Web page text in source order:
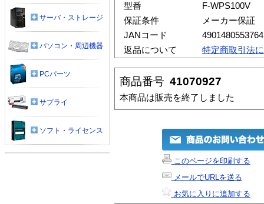
型番
F-WPS100V
保証条件
メーカー保証
JANコード
4901480553764
返品について
特定商取引法
商品番号 41070927
本商品は販売を終了しました
このページを印刷する
メールでURLを送る
お気に入りに追加する
サーバ・ストレージ
パソコン・周辺機器
PCパーツ
サプライ
ソフト・ライセンス